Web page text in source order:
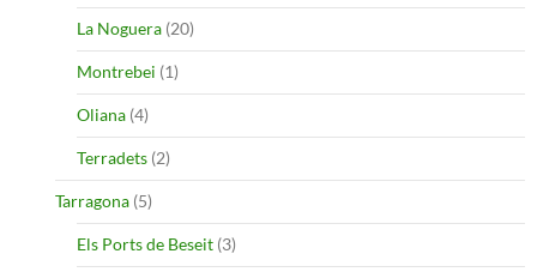
La Noguera (20)
Montrebei (1)
Oliana (4)
Terradets (2)
Tarragona (5)
Els Ports de Beseit (3)